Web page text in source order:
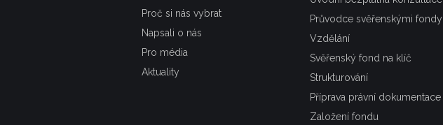
Proč si nás vybrat
Napsali o nás
Pro média
Aktuality
Průvodce svěřenskými fondy
Vzdělání
Svěřenský fond na klíč
Strukturování
Příprava právní dokumentace
Založení fondu